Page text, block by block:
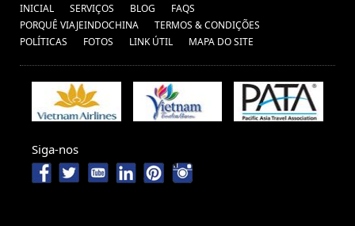
INICIAL SERVIÇOS BLOG
FAQS
PORQUÊ VIAJEINDOCHINA
TERMOS & CONDIÇÕES
POLÍTICAS
FOTOS LINK ÚTIL MAPA DO SITE
Siga-nos